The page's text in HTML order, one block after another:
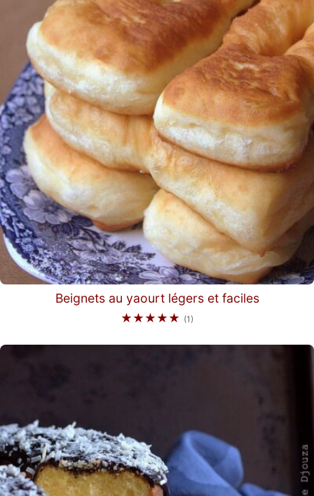
Beignets au yaourt légers et faciles
★★★★★ (1)